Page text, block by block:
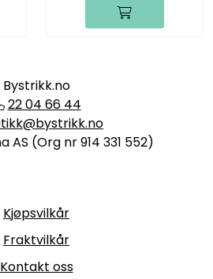
Bystrikk.no
22 04 66 44
AS (Org nr 914 331 552)
Kjøpsvilkår
Fraktvilkår
Kontakt oss